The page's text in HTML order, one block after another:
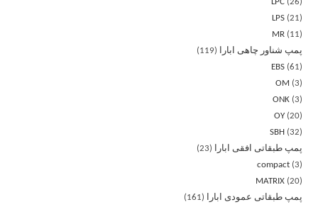
LPS 21
MR
11
پمپ شناور چاهی ابارا
119
EBS 61
OM
3
ONK 3
OY 20
SBH
32
پمپ طبقاتی افقی ابارا
23
compact 3
MATRIX 20
پمپ طبقاتی عمودی ابارا
161